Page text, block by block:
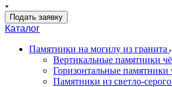
Подать заявку
Каталог
Памятники на могилу из гранита
Вертикальные памятники
Горизонтальные памятники
Памятники из светло-